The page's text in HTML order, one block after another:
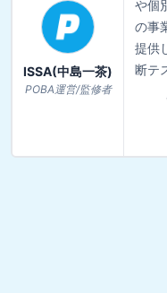
ISSA(中島一茶)
POBA運営/監修者
や個
の事
提供
断テ